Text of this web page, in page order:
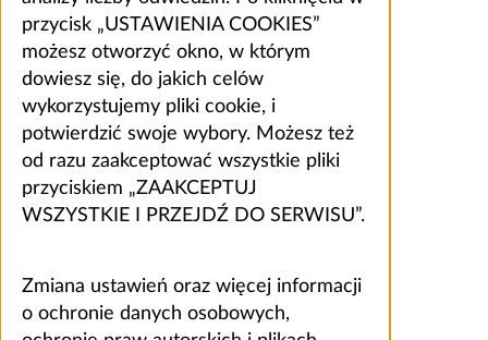
przycisk „USTAWIENIA COOKIES”
możesz otworzyć okno, w którym
dowiesz się, do jakich celów
wykorzystujemy pliki cookie, i
potwierdzić swoje wybory. Możesz też
od razu zaakceptować wszystkie pliki
przyciskiem „ZAAKCEPTUJ
WSZYSTKIE I PRZEJDŹ DO SERWISU”.
Zmiana ustawień oraz więcej informacji
o ochronie danych osobowych,